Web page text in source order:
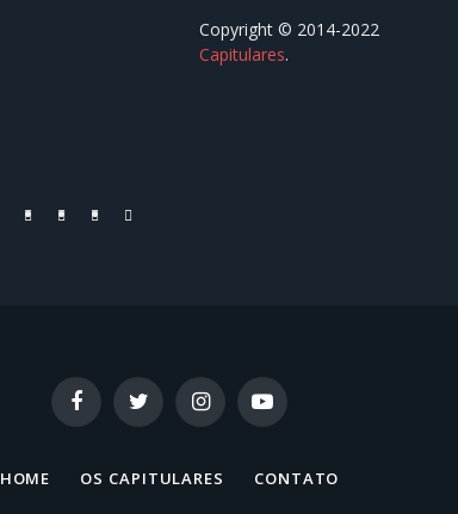
Copyright © 2014-2022
Capitulares.⠀⠀⠀⠀⠀⠀⠀⠀⠀⠀⠀⠀⠀⠀⠀
FacebookTwitterYouTubeInstagram
FacebookTwitter InstagramYouTube
HOME OS CAPITULARES CONTATO